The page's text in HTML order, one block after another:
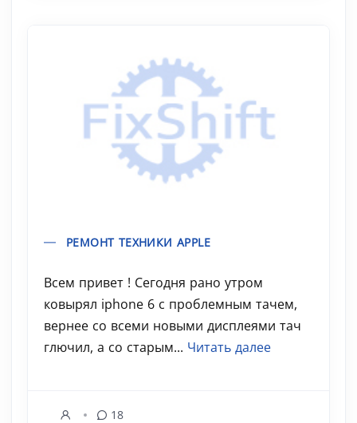
РЕМОНТ ТЕХНИКИ APPLE
Всем привет ! Сегодня рано утром
ковырял iphone 6 с проблемным тачем,
вернее со всеми новыми дисплеями тач
глючил, а со старым... Читать далее
18